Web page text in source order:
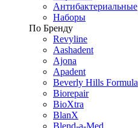
Антибактериальные
Наборы
По Бренду
Revyline
Aashadent
Ajona
Apadent
Beverly Hills Formula
Biorepair
BioXtra
BlanX